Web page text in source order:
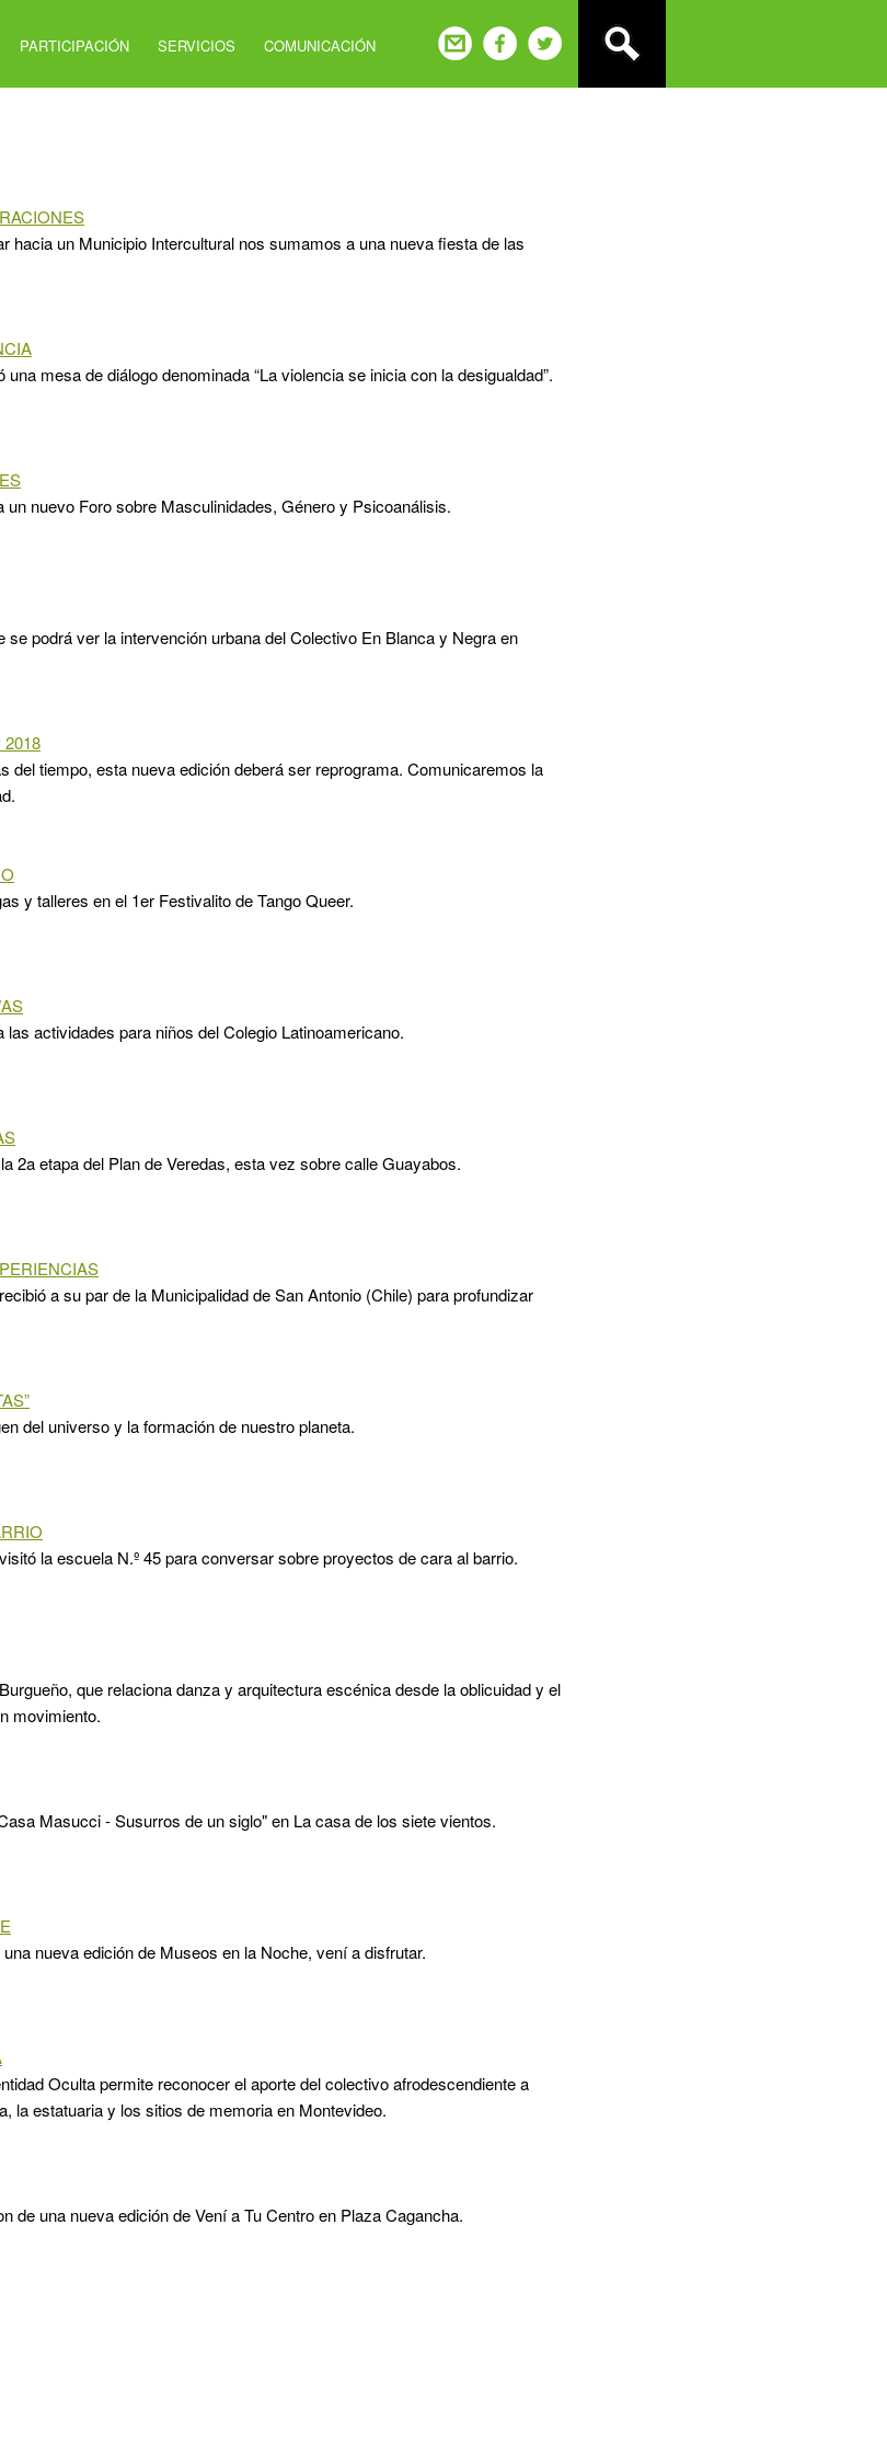
PARTICIPACIÓN SERVICIOS COMUNICACIÓN
hacia un Municipio Intercultural nos sumamos a una nueva fiesta de las
una mesa de diálogo denominada “La violencia se inicia con la desigualdad”.
un nuevo Foro sobre Masculinidades, Género y Psicoanálisis.
se podrá ver la intervención urbana del Colectivo En Blanca y Negra en
del tiempo, esta nueva edición deberá ser reprograma. Comunicaremos la
y talleres en el 1er Festivalito de Tango Queer.
actividades para niños del Colegio Latinoamericano.
2a etapa del Plan de Veredas, esta vez sobre calle Guayabos.
a su par de la Municipalidad de San Antonio (Chile) para profundizar
del universo y la formación de nuestro planeta.
la escuela N.º 45 para conversar sobre proyectos de cara al barrio.
que relaciona danza y arquitectura escénica desde la oblicuidad y el
movimiento.
Masucci - Susurros de un siglo" en La casa de los siete vientos.
nueva edición de Museos en la Noche, vení a disfrutar.
Oculta permite reconocer el aporte del colectivo afrodescendiente a
la estatuaria y los sitios de memoria en Montevideo.
de una nueva edición de Vení a Tu Centro en Plaza Cagancha.